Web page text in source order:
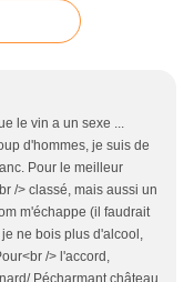
le vin a un sexe ...
d'hommes, je suis de
Pour le meilleur
/> classé, mais aussi un
m'échappe (il faudrait
ne bois plus d'alcool,
/> l'accord,
Pécharmant château